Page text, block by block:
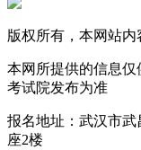
版权所有，本网站内
本网所提供的信息
考试院发布为准
报名地址：武汉市
座2楼